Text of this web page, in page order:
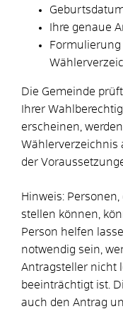
Ihre genaue
Formulierung
Die Gemeinde
Ihrer
erscheinen,
Wählerverzeichnis
der
Hinweis:
stellen können,
Person helfen
notwendig sein,
Antragsteller nicht
beeinträchtigt ist.
auch den Antrag